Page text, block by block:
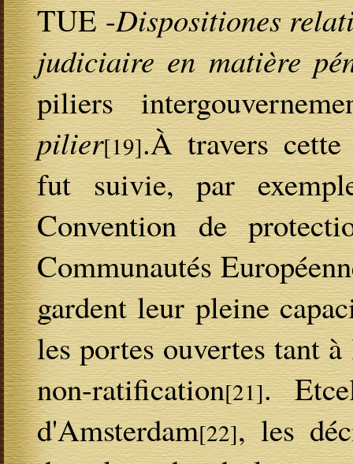
TUE -Dispositiones
judiciaire en matière
piliers
pilier[19].À travers cette
fut suivie, par
Convention de
Communautés
gardent leur pleine
les portes ouvertes tant
non-ratification[21].
d'Amsterdam[22], les